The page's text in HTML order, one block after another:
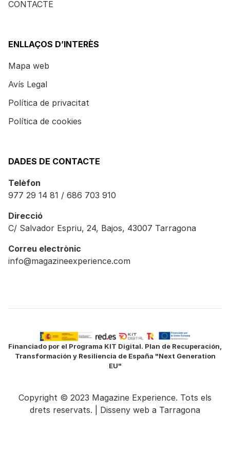
CONTACTE
ENLLAÇOS D’INTERÈS
Mapa web
Avís Legal
Política de privacitat
Política de cookies
DADES DE CONTACTE
Telèfon
977 29 14 81 / 686 703 910
Direcció
C/ Salvador Espriu, 24, Bajos, 43007 Tarragona
Correu electrònic
info@magazineexperience.com
Financiado por el Programa KIT Digital. Plan de Recuperación,
Transformación y Resiliencia de España "Next Generation
EU"
Copyright © 2023 Magazine Experience. Tots els
drets reservats. | Disseny web a Tarragona